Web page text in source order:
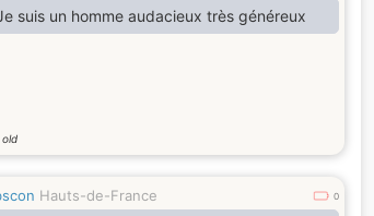
veux en savoir plus pourquoi pas
suis un homme audacieux très généreux
old
Hauts-de-France 0